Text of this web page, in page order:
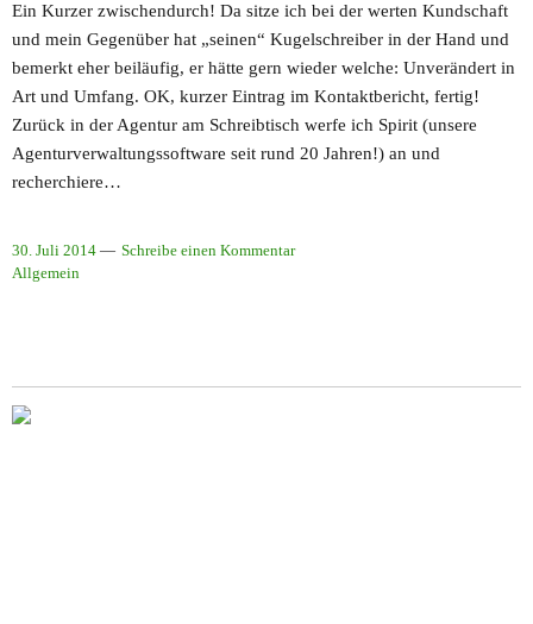
Ein Kurzer zwischendurch! Da sitze ich bei der werten Kundschaft
und mein Gegenüber hat „seinen“ Kugelschreiber in der Hand und
bemerkt eher beiläufig, er hätte gern wieder welche: Unverändert in
Art und Umfang. OK, kurzer Eintrag im Kontaktbericht, fertig!
Zurück in der Agentur am Schreibtisch werfe ich Spirit (unsere
Agenturverwaltungssoftware seit rund 20 Jahren!) an und
recherchiere…
30. Juli 2014
Schreibe einen Kommentar
Allgemein